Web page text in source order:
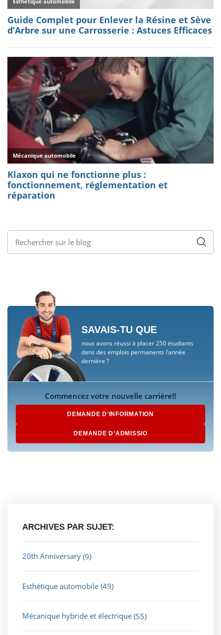
SAVAIS-TU QUE
nous avons réussi à placer 250 étudiants
dans des emplois permanents l’année
dernière ?
Commencez votre nouvelle carrière!!
DEMANDE D’INFORMATION
DEMANDE D’ADMISSIO
ARCHIVES PAR SUJET:
20th Anniversary (9)
Esthétique automobile (49)
Mécanique hybride et électrique (55)